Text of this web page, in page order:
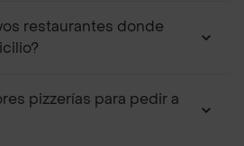
restaurantes donde
pizzerías para pedir a